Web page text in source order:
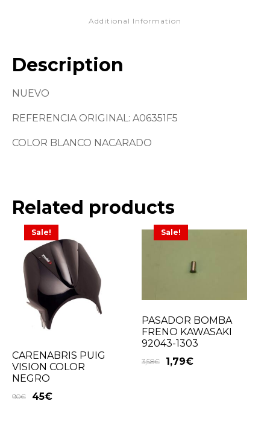
Additional Information
Description
NUEVO
REFERENCIA ORIGINAL: A06351F5
COLOR BLANCO NACARADO
Related products
Sale!
CARENABRIS PUIG
VISION COLOR
NEGRO
90€ 45€
Sale!
PASADOR BOMBA
FRENO KAWASAKI
92043-1303
3,58€ 1,79€